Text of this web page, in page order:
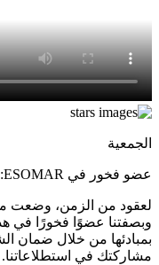
الجمعية
عضو فخور في ESOMAR: وضع معيار للشفافية والثقة
بمبادئها من خلال ضمان
مشاركتك في استطلاعاتنا.